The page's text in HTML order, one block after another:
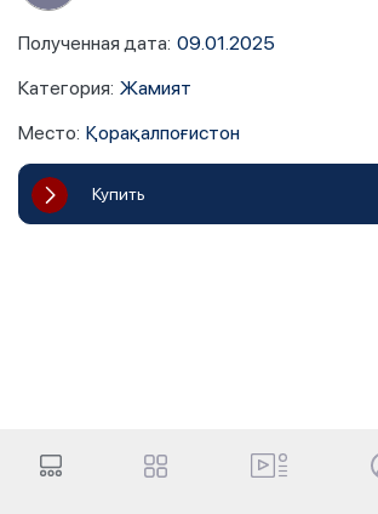
Полученная дата: 09.01.2025
Категория: Жамият
Место: Қорақалпоғистон
Купить